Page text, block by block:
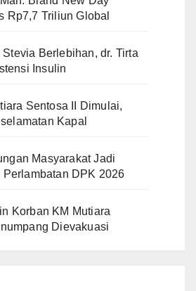
Rp7,7 Triliun Global
Berlebihan, dr. Tirta
Insulin
Sentosa II Dimulai,
Kapal
Masyarakat Jadi
Perlambatan DPK 2026
Korban KM Mutiara
Dievakuasi